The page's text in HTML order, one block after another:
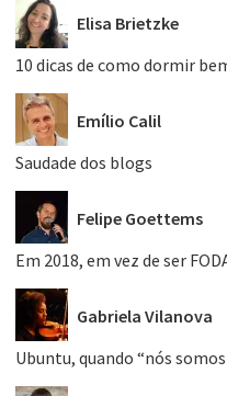
Elisa Brietzke
10 dicas de como dormir
Emílio Calil
Saudade dos blogs
Felipe Goettems
Em 2018, em vez de ser
Gabriela Vilanova
Ubuntu, quando “nós